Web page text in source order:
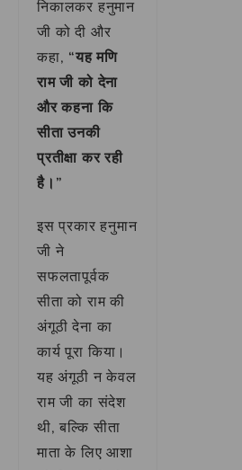
निकालकर हनुमान
जी को दी और
कहा, “यह मणि
राम जी को देना
और कहना कि
सीता उनकी
प्रतीक्षा कर रही
है।”
इस प्रकार हनुमान
जी ने
सफलतापूर्वक
सीता को राम की
अंगूठी देना का
कार्य पूरा किया।
यह अंगूठी न केवल
राम जी का संदेश
थी, बल्कि सीता
माता के लिए आशा